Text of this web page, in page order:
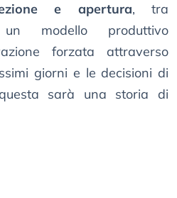
e apertura, tra
modello produttivo
forzata attraverso
giorni e le decisioni di
sarà una storia di